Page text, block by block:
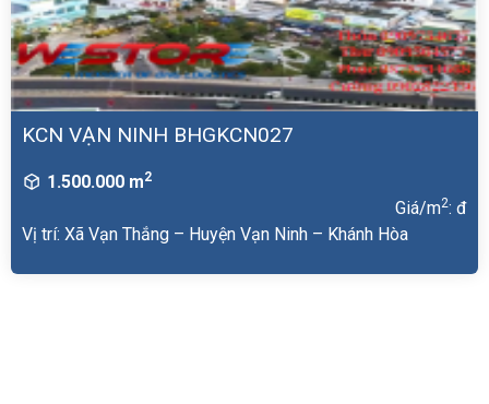
KCN VẠN NINH BHGKCN027
1.500.000 m2
Giá/m2: đ
Vị trí: Xã Vạn Thắng – Huyện Vạn Ninh – Khánh Hòa